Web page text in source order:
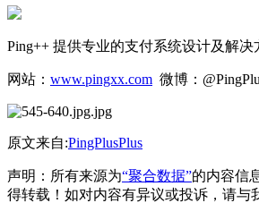
Ping++ 提供专业的支付系统设计及解决
网站： www.pingxx.com 微博：
原文来自:PingPlusPlus
声明：所有来源为“聚合数据”的内容信
得转载！如对内容有异议或投诉，请与